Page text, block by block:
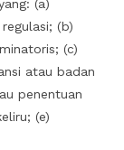
(a)
(b)
(c)
atau badan
penentuan
(e)